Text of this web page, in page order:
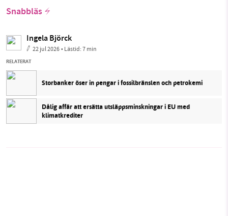
Snabbläs
Ingela Björck
22 jul 2026• Lästid:7 min
RELATERAT
Storbanker öser in pengar i fossilbränslen och petrokemi
Dålig affär att ersätta utsläppsminskningar i EU med
klimatkrediter